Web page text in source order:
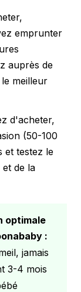
emprunter
auprès de
meilleur
d'acheter,
(50-100
et testez le
de la
optimale
:
jamais
3-4 mois